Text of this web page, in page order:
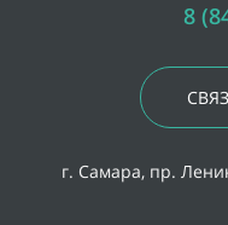
8
г. Самара, пр.